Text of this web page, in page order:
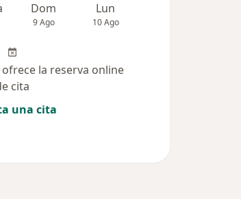
Dom
9 Ago
Lun
10 Ago
la reserva online
cita
una cita